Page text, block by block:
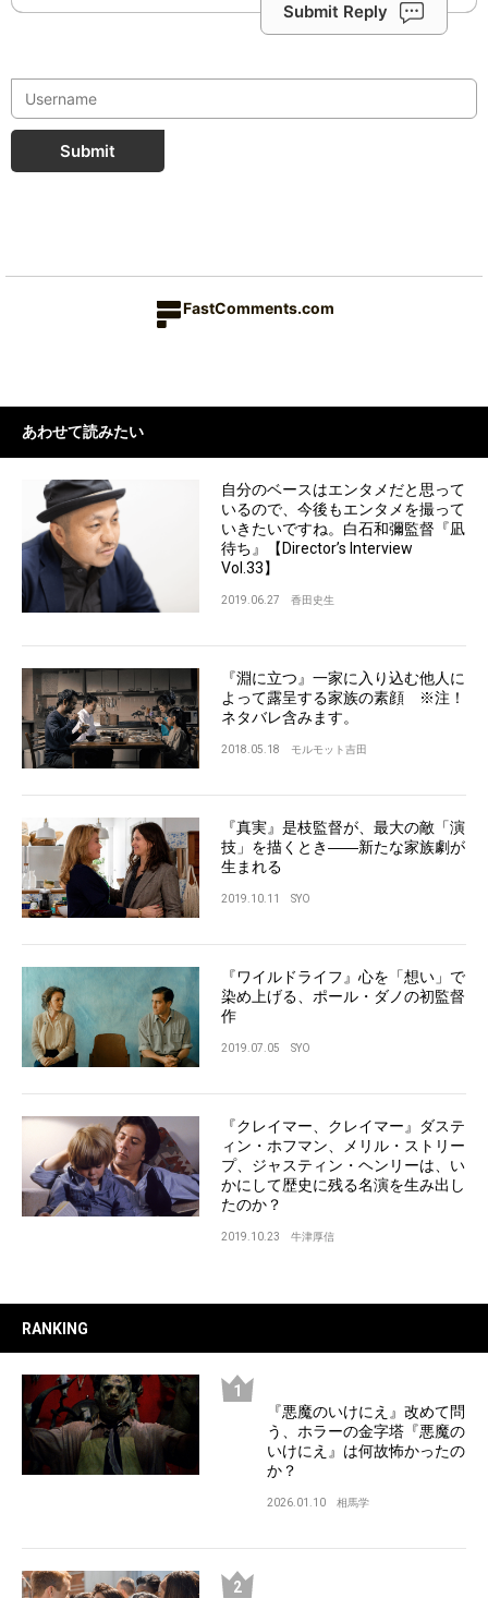
Submit Reply
Submit
FastComments.com
あわせて読みたい
自分のベースはエンタメだと思って
いるので、今後もエンタメを撮って
いきたいですね。白石和彌監督『凪
待ち』【Director’s Interview
Vol.33】
2019.06.27 香田史生
『淵に立つ』一家に入り込む他人に
よって露呈する家族の素顔 ※注！
ネタバレ含みます。
2018.05.18 モルモット吉田
『真実』是枝監督が、最大の敵「演
技」を描くとき――新たな家族劇が
生まれる
2019.10.11 SYO
『ワイルドライフ』心を「想い」で
染め上げる、ポール・ダノの初監督
作
2019.07.05 SYO
『クレイマー、クレイマー』ダステ
ィン・ホフマン、メリル・ストリー
プ、ジャスティン・ヘンリーは、い
かにして歴史に残る名演を生み出し
たのか？
2019.10.23 牛津厚信
RANKING
『悪魔のいけにえ』改めて問
う、ホラーの金字塔『悪魔の
いけにえ』は何故怖かったの
か？
2026.01.10 相馬学